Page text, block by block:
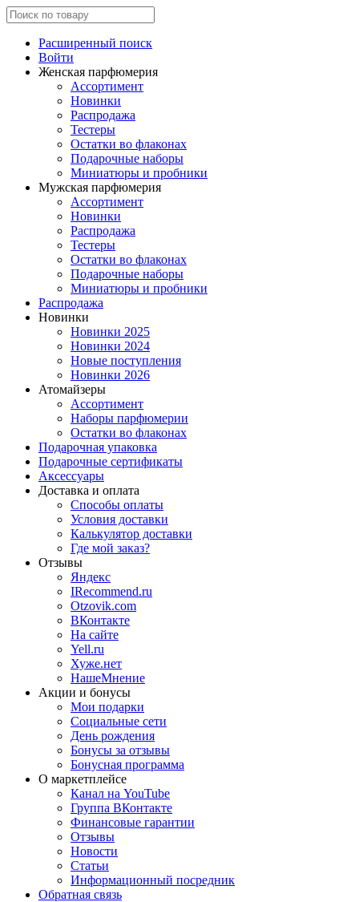
Расширенный поиск
Войти
Женская парфюмерия
Ассортимент
Новинки
Распродажа
Тестеры
Остатки во флаконах
Подарочные наборы
Миниатюры и пробники
Мужская парфюмерия
Ассортимент
Новинки
Распродажа
Тестеры
Остатки во флаконах
Подарочные наборы
Миниатюры и пробники
Распродажа
Новинки
Новинки 2025
Новинки 2024
Новые поступления
Новинки 2026
Атомайзеры
Ассортимент
Наборы парфюмерии
Остатки во флаконах
Подарочная упаковка
Подарочные сертификаты
Аксессуары
Доставка и оплата
Способы оплаты
Условия доставки
Калькулятор доставки
Где мой заказ?
Отзывы
Яндекс
IRecommend.ru
Otzovik.com
ВКонтакте
На сайте
Yell.ru
Хуже.нет
НашеМнение
Акции и бонусы
Мои подарки
Социальные сети
День рождения
Бонусы за отзывы
Бонусная программа
О маркетплейсе
Канал на YouTube
Группа ВКонтакте
Финансовые гарантии
Отзывы
Новости
Статьи
Информационный посредник
Обратная связь